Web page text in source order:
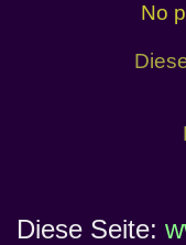
No
Diese Seite: